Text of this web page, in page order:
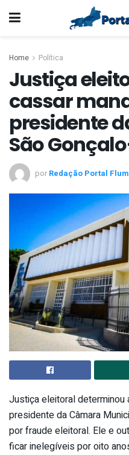
Home Política
Justiça
cassar
presidente
São
por Redação Portal
Justiça eleitoral
presidente da Câmara
por fraude eleitoral. Ele e
ficar inelegíveis por oito